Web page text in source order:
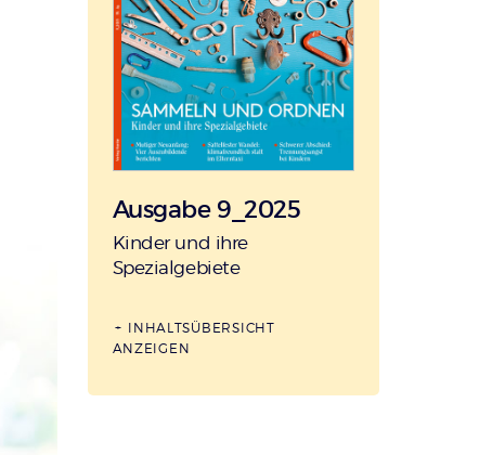
Ausgabe 9_2025
:
Kinder und ihre
Spezialgebiete
INHALTSÜBERSICHT
ANZEIGEN